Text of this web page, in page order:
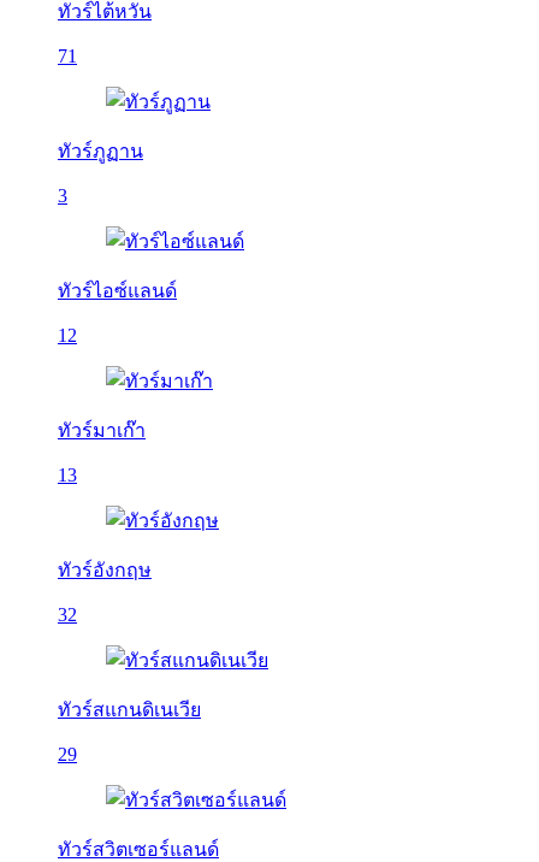
ทัวร์ไต้หวัน
71
ทัวร์ภูฏาน
3
ทัวร์ไอซ์แลนด์
12
ทัวร์มาเก๊า
13
ทัวร์อังกฤษ
32
ทัวร์สแกนดิเนเวีย
29
ทัวร์สวิตเซอร์แลนด์